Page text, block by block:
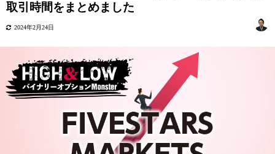
取引時間をまとめました
2024年2月24日